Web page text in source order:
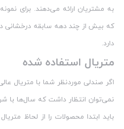
به مشتریان ارائه می‌دهند. برای نمونه
که بیش از چند دهه سابقه درخشانی
دارد.
متریال استفاده شده
اگر صندلی موردنظر شما با متریال
نمی‌توان انتظار داشت که سال‌ها با
باید ابتدا محصولات را از لحاظ